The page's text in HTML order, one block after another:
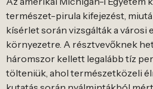
természet-pirula kifejezést,
kísérlet során vizsgálták a városi
környezetre. A résztvevőknek
háromszor kellett legalább tíz
tölteniük, ahol természetközeli